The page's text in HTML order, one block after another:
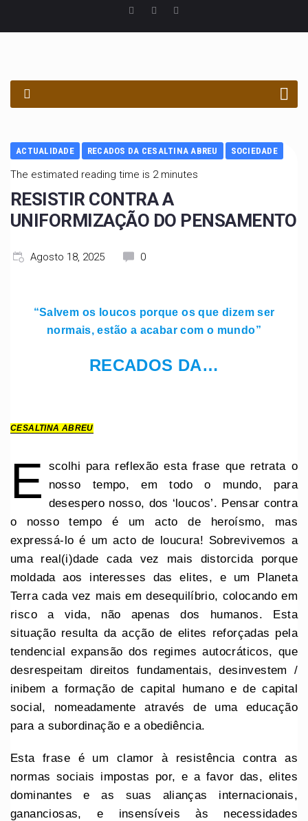
ACTUALIDADE RECADOS DA CESALTINA ABREU SOCIEDADE
The estimated reading time is 2 minutes
RESISTIR CONTRA A
UNIFORMIZAÇÃO DO PENSAMENTO
Agosto 18, 2025 0
“Salvem os loucos porque os que dizem ser
normais, estão a acabar com o mundo”
RECADOS DA…
CESALTINA ABREU
E scolhi para reflexão esta frase que retrata o
nosso tempo, em todo o mundo, para
desespero nosso, dos ‘loucos’. Pensar contra
o nosso tempo é um acto de heroísmo, mas
expressá-lo é um acto de loucura! Sobrevivemos a
uma real(i)dade cada vez mais distorcida porque
moldada aos interesses das elites, e um Planeta
Terra cada vez mais em desequilíbrio, colocando em
risco a vida, não apenas dos humanos. Esta
situação resulta da acção de elites reforçadas pela
tendencial expansão dos regimes autocráticos, que
desrespeitam direitos fundamentais, desinvestem /
inibem a formação de capital humano e de capital
social, nomeadamente através de uma educação
para a subordinação e a obediência.
Esta frase é um clamor à resistência contra as
normas sociais impostas por, e a favor das, elites
dominantes e as suas alianças internacionais,
gananciosas, e insensíveis às necessidades